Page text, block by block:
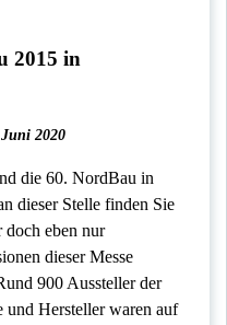
2015 in
2020
die 60. NordBau in
dieser Stelle finden Sie
doch eben nur
dieser Messe
900 Aussteller der
und Hersteller waren auf